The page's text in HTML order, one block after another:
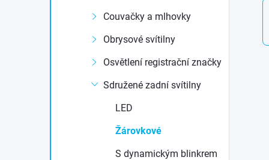
Couvačky a mlhovky
Obrysové svítilny
Osvětlení registrační značky
Sdružené zadní svítilny
LED
Žárovkové
S dynamickým blinkrem